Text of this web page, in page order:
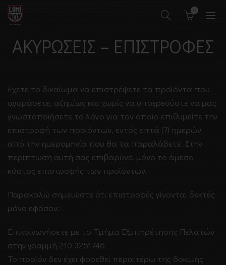
ΑΚΥΡΏΣΕΙΣ – ΕΠΙΣΤΡΟΦΈΣ
Eχετε το δικαίωμα να επιστρέψετε τα προϊόντα που
αγοράσετε, αζημίως και χωρίς να υποχρεούστε να μας
γνωστοποιήσετε το λόγο για τον οποίο επιθυμείτε την
επιστροφή των προϊόντων, εντός επτά (7) ημερών
από την ημερομηνία που θα τα παραλάβετε. Στην
περίπτωση αυτή σας επιβαρύνει μόνο το άμεσο
κόστος επιστροφής των προϊόντων.
Παρακαλώ σημειώστε ότι επιστροφές γίνονται δεκτές
μόνο εφόσον:
Επικοινωνήσετε με το Τμήμα Εξυπηρέτησης Πελατών
στην γραμμή 210 3251746
Το προϊόν δεν έχει φορεθεί περαιτέρω της δοκιμής